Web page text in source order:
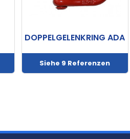
DOPPELGELENKRING ADA
Siehe 9 Referenzen